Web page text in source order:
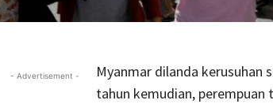
- Advertisement -
Myanmar dilanda kerusuhan
tahun kemudian,